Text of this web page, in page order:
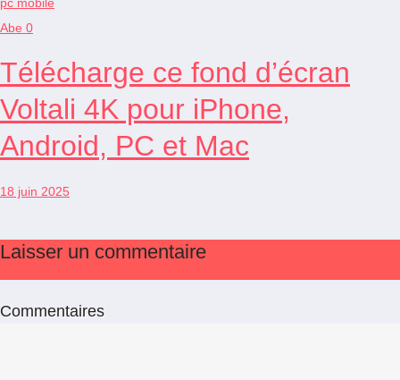
Abe 0
Télécharge ce fond d’écran
Voltali 4K pour iPhone,
Android, PC et Mac
18 juin 2025
Laisser un commentaire
Commentaires